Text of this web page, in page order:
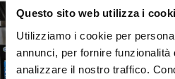
Questo sito web utilizza i
Utilizziamo i cookie per
annunci, per fornire
analizzare il nostro traffico.